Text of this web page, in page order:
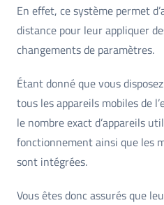
En effet, ce système permet
distance pour leur appliquer
changements de paramètres.
Étant donné que vous
tous les appareils mobiles de
le nombre exact d’appareils
fonctionnement ainsi que les
sont intégrées.
Vous êtes donc assurés que